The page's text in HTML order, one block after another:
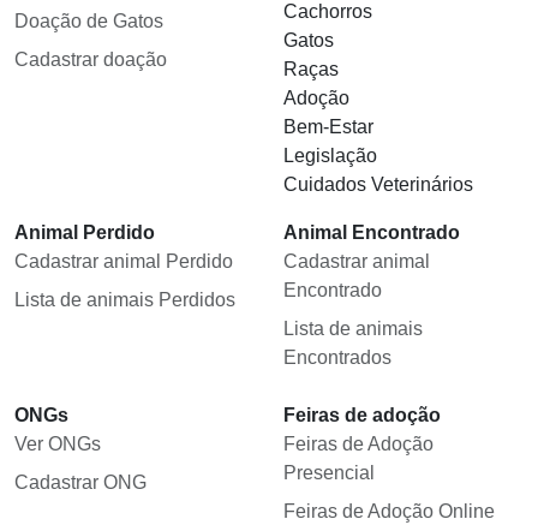
Doação de Gatos
Cadastrar doação
Cachorros
Gatos
Raças
Adoção
Bem-Estar
Legislação
Cuidados Veterinários
Animal Perdido
Cadastrar animal Perdido
Lista de animais Perdidos
Animal Encontrado
Cadastrar animal
Encontrado
Lista de animais
Encontrados
ONGs
Ver ONGs
Cadastrar ONG
Feiras de adoção
Feiras de Adoção
Presencial
Feiras de Adoção Online